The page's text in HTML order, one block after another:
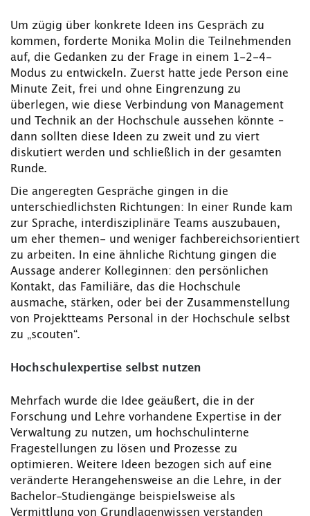
Um zügig über konkrete Ideen ins Gespräch zu
kommen, forderte Monika Molin die Teilnehmenden
auf, die Gedanken zu der Frage in einem 1-2-4-
Modus zu entwickeln. Zuerst hatte jede Person eine
Minute Zeit, frei und ohne Eingrenzung zu
überlegen, wie diese Verbindung von Management
und Technik an der Hochschule aussehen könnte –
dann sollten diese Ideen zu zweit und zu viert
diskutiert werden und schließlich in der gesamten
Runde.
Die angeregten Gespräche gingen in die
unterschiedlichsten Richtungen: In einer Runde kam
zur Sprache, interdisziplinäre Teams auszubauen,
um eher themen- und weniger fachbereichsorientiert
zu arbeiten. In eine ähnliche Richtung gingen die
Aussage anderer Kolleginnen: den persönlichen
Kontakt, das Familiäre, das die Hochschule
ausmache, stärken, oder bei der Zusammenstellung
von Projektteams Personal in der Hochschule selbst
zu „scouten“.
Hochschulexpertise selbst nutzen
Mehrfach wurde die Idee geäußert, die in der
Forschung und Lehre vorhandene Expertise in der
Verwaltung zu nutzen, um hochschulinterne
Fragestellungen zu lösen und Prozesse zu
optimieren. Weitere Ideen bezogen sich auf eine
veränderte Herangehensweise an die Lehre, in der
Bachelor-Studiengänge beispielsweise als
Vermittlung von Grundlagenwissen verstanden